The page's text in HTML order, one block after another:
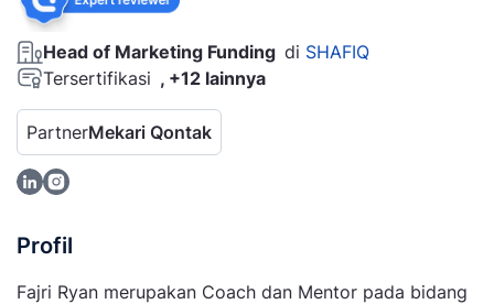
Head of Marketing Funding di SHAFIQ
Tersertifikasi , +12 lainnya
PartnerMekari Qontak
Profil
Fajri Ryan merupakan Coach dan Mentor pada bidang